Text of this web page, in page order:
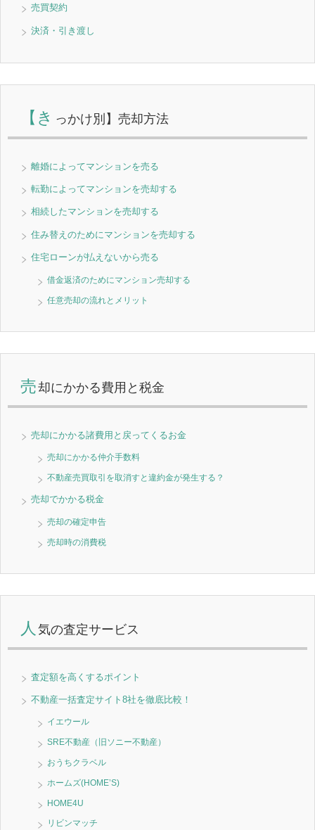
売買契約
決済・引き渡し
【き っかけ別】売却方法
離婚によってマンションを売る
転勤によってマンションを売却する
相続したマンションを売却する
住み替えのためにマンションを売却する
住宅ローンが払えないから売る
借金返済のためにマンション売却する
任意売却の流れとメリット
売却にかかる費用と税金
売却にかかる諸費用と戻ってくるお金
売却にかかる仲介手数料
不動産売買取引を取消すと違約金が発生する？
売却でかかる税金
売却の確定申告
売却時の消費税
人 気の査定サービス
査定額を高くするポイント
不動産一括査定サイト8社を徹底比較！
イエウール
SRE不動産（旧ソニー不動産）
おうちクラベル
ホームズ(HOME’S)
HOME4U
リビンマッチ